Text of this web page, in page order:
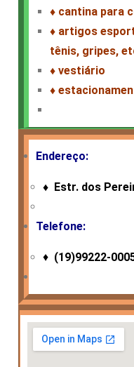
♦ cantina para
♦ artigos
tênis, gripes,
♦ vestiário
♦
Endereço:
♦ Estr. dos
Telefone:
♦ (19)99222-